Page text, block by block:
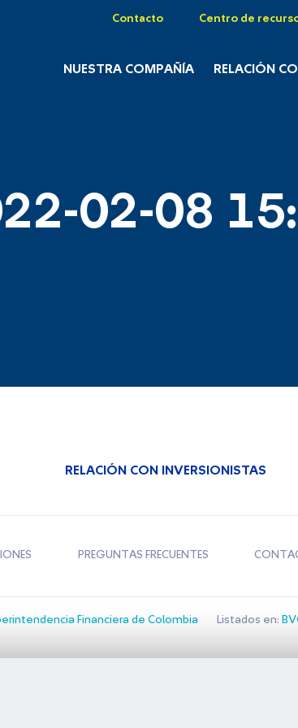
Contacto Centro de
NUESTRA COMPAÑÍA RELACIÓN
02-08
RELACIÓN CON INVERSIONISTAS
PREGUNTAS FRECUENTES
Financiera de Colombia Listados en: